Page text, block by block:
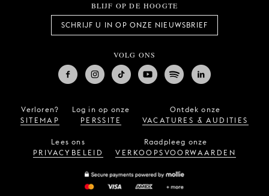
BLIJF OP DE HOOGTE
SCHRIJF U IN OP ONZE NIEUWSBRIEF
VOLG ONS
Verloren?
SITEMAP
Log in op onze
PERSSITE
Ontdek onze
VACATURES & AUDITIES
Lees ons
PRIVACYBELEID
Raadpleeg onze
VERKOOPSVOORWAARDEN